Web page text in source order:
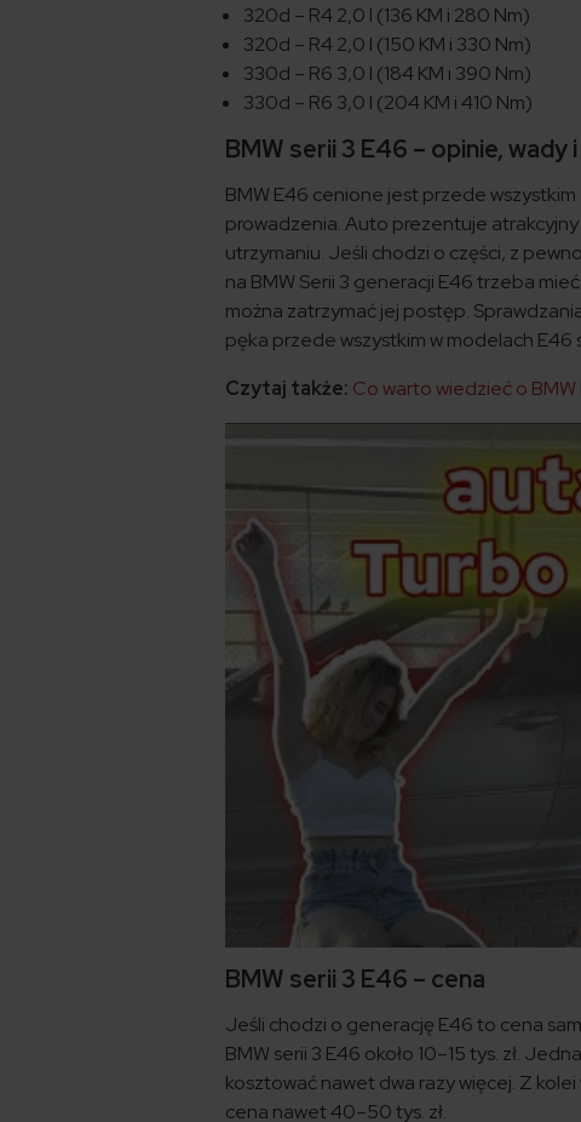
320d – R4 2,0 l (136 KM i 280 Nm)
320d – R4 2,0 l (150 KM i 330 Nm)
330d – R6 3,0 l (184 KM i 390 Nm)
330d – R6 3,0 l (204 KM i 410 Nm)
BMW serii 3 E46 – opinie, wady
BMW E46 cenione jest przede
prowadzenia. Auto prezentuje
utrzymaniu. Jeśli chodzi o części, z
na BMW Serii 3 generacji E46 trzeba
można zatrzymać jej postęp.
pęka przede wszystkim w modelach E46
Czytaj także: Co warto wiedzieć o
BMW serii 3 E46 – cena
Jeśli chodzi o generację E46 to cena
BMW serii 3 E46 około 10–15 tys. zł.
kosztować nawet dwa razy więcej. Z
cena nawet 40–50 tys. zł.